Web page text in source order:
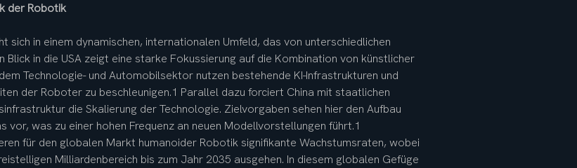
der Robotik
sich in einem dynamischen, internationalen Umfeld, das von unterschiedlichen
in die USA zeigt eine starke Fokussierung auf die Kombination von künstlicher
Technologie- und Automobilsektor nutzen bestehende KI-Infrastrukturen und
der Roboter zu beschleunigen.1 Parallel dazu forciert China mit staatlichen
die Skalierung der Technologie. Zielvorgaben sehen hier den Aufbau
vor, was zu einer hohen Frequenz an neuen Modellvorstellungen führt.1
für den globalen Markt humanoider Robotik signifikante Wachstumsraten, wobei
Milliardenbereich bis zum Jahr 2035 ausgehen. In diesem globalen Gefüge